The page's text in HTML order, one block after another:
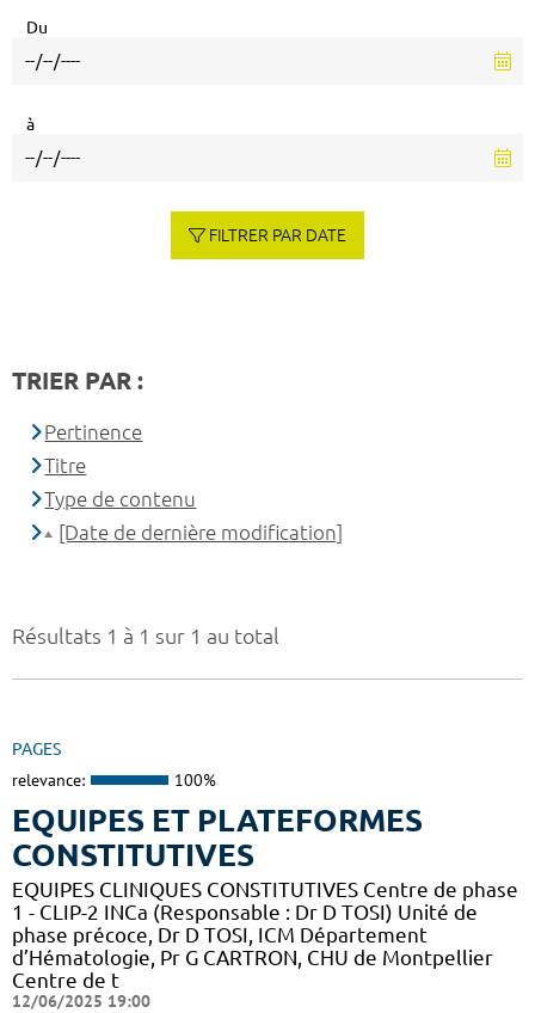
Résultats 1 à 1 sur 1 au total
PAGES
relevance: 100%
EQUIPES ET PLATEFORMES
CONSTITUTIVES
EQUIPES CLINIQUES CONSTITUTIVES Centre de phase
1 - CLIP-2 INCa (Responsable : Dr D TOSI) Unité de
phase précoce, Dr D TOSI, ICM Département
d’Hématologie, Pr G CARTRON, CHU de Montpellier
Centre de t
12/06/2025 19:00
Du
à
FILTRER PAR DATE
TRIER PAR :
Pertinence
Titre
Type de contenu
[Date de dernière modification]